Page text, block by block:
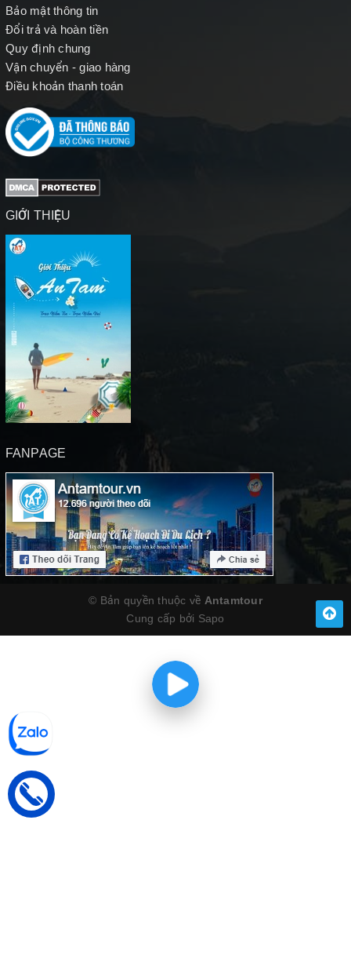
Bảo mật thông tin
Đổi trả và hoàn tiền
Quy định chung
Vận chuyển - giao hàng
Điều khoản thanh toán
GIỚI THIỆU
FANPAGE
© Bản quyền thuộc về Antamtour
Cung cấp bởi Sapo